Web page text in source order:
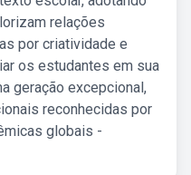
relações
por criatividade e
os estudantes em sua
geração excepcional,
reconhecidas por
globais -